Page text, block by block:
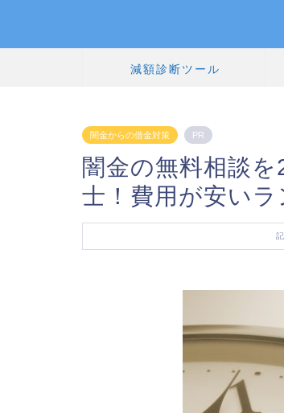
減額診断ツール
闇金からの借金対策 PR
闇金の無料相談
士！費用が安いラ